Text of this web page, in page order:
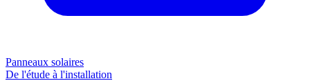
Panneaux solaires
De l'étude à l'installation